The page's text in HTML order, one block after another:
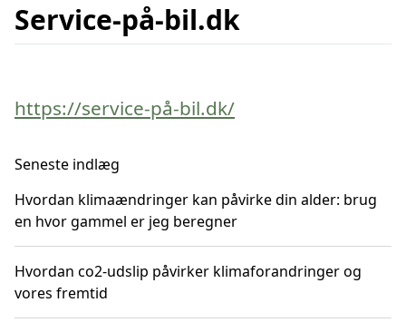
Service-på-bil.dk
https://service-på-bil.dk/
Seneste indlæg
Hvordan klimaændringer kan påvirke din alder: brug
en hvor gammel er jeg beregner
Hvordan co2-udslip påvirker klimaforandringer og
vores fremtid